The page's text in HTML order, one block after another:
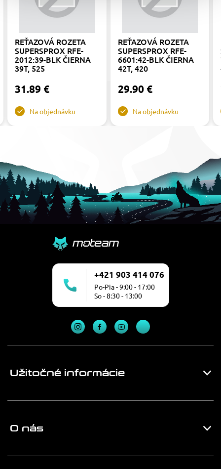
REŤAZOVÁ ROZETA
SUPERSPROX RFE-
2012:39-BLK ČIERNA
39T, 525
31.89 €
Na objednávku
REŤAZOVÁ ROZETA
SUPERSPROX RFE-
6601:42-BLK ČIERNA
42T, 420
29.90 €
Na objednávku
+421 903 414 076
Po-Pia - 9:00 - 17:00
So - 8:30 - 13:00
Užitočné informácie
O nás